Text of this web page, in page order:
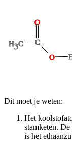
H3C
C
O
O
Dit moet je weten:
Het
stamketen.
is het